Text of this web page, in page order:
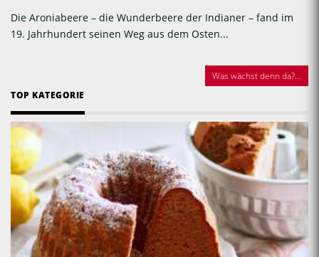
Die Aroniabeere – die Wunderbeere der Indianer – fand im
19. Jahrhundert seinen Weg aus dem Osten...
Was wächst denn da?...
TOP KATEGORIE